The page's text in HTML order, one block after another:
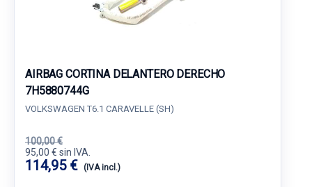
AIRBAG CORTINA DELANTERO DERECHO
7H5880744G
VOLKSWAGEN T6.1 CARAVELLE (SH)
100,00 €
95,00 € sin IVA.
114,95 € (IVA incl.)